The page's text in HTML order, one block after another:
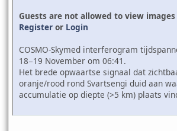
Guests are not allowed to view
Register or Login
COSMO-Skymed interferogram
18−19 November om 06:41.
Het brede opwaartse signaal dat
oranje/rood rond Svartsengi duid aan
accumulatie op diepte (>5 km) plaats